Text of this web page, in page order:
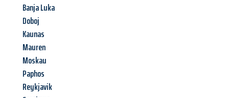
Banja Luka
Doboj
Kaunas
Mauren
Moskau
Paphos
Reykjavik